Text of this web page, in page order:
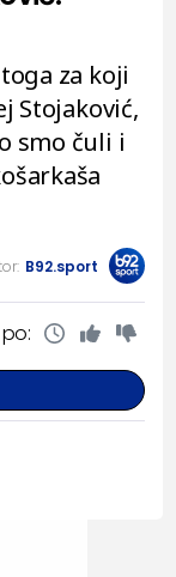
za koji
Stojaković,
smo čuli i
B92.sport